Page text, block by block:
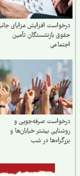
افزایش مزایای جانبی
بازنشستگان تأمین
صرفه‌جویی و
بیشتر خیابان‌ها و
در شب